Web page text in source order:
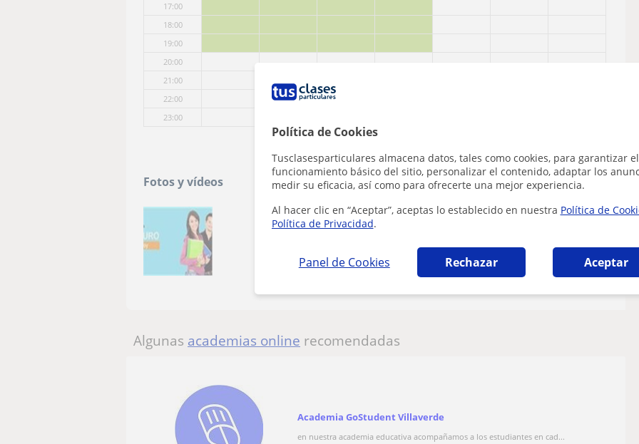
Política de Cookies
Tusclasesparticulares almacena datos, tales como cookies, para garantizar el
funcionamiento básico del sitio, personalizar el contenido, adaptar los
medir su eficacia, así como para ofrecerte una mejor experiencia.
Al hacer clic en “Aceptar”, aceptas lo establecido en nuestra Política de
Política de Privacidad.
Panel de Cookies Rechazar Aceptar
17:00
18:00
19:00
20:00
21:00
22:00
23:00
Fotos y vídeos
Algunas academias online recomendadas
Academia GoStudent Villaverde
en nuestra academia educativa acompañamos a los estudiantes en cad...